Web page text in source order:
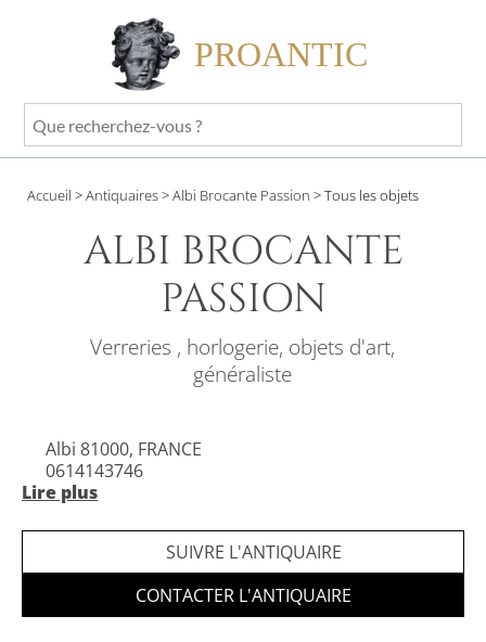
PROANTIC
Que
recherchez-
?
Accueil >Antiquaires>Albi Brocante Passion >Tous les objets
ALBI BROCANTE
PASSION
Verreries , horlogerie, objets d'art,
généraliste
Albi 81000, FRANCE
0614143746
Lire plus
SUIVRE L'ANTIQUAIRE
CONTACTER L'ANTIQUAIRE